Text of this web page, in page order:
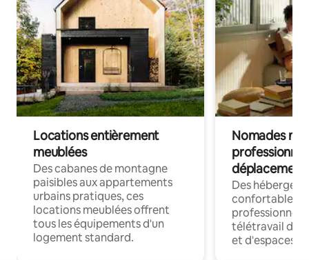
Locations entièrement
meublées
Des cabanes de montagne
paisibles aux appartements
urbains pratiques, ces
locations meublées offrent
tous les équipements d'un
logement standard.
Nomades
déplacement
Des
confortables
professionnels
télétravail
et d'espaces